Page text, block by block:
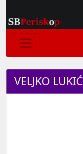
VELJKO LUKIĆ